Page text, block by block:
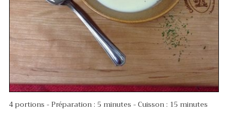
4 portions - Préparation : 5 minutes - Cuisson : 15 minutes